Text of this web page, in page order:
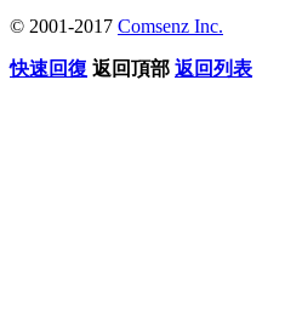
© 2001-2017 Comsenz Inc.
快速回復 返回頂部 返回列表